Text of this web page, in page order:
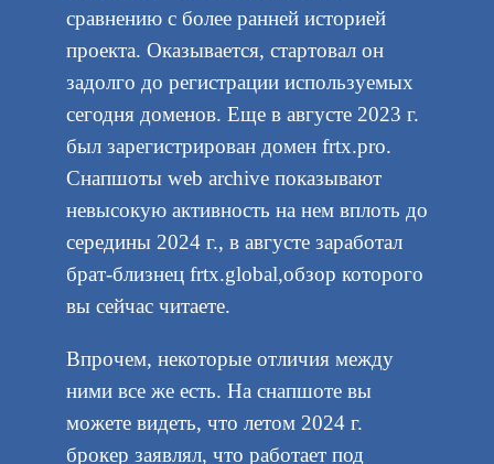
сравнению с более ранней историей
проекта. Оказывается, стартовал он
задолго до регистрации используемых
сегодня доменов. Еще в августе 2023 г.
был зарегистрирован домен frtx.pro.
Снапшоты web archive показывают
невысокую активность на нем вплоть до
середины 2024 г., в августе заработал
брат-близнец frtx.global,обзор которого
вы сейчас читаете.
Впрочем, некоторые отличия между
ними все же есть. На снапшоте вы
можете видеть, что летом 2024 г.
брокер заявлял, что работает под